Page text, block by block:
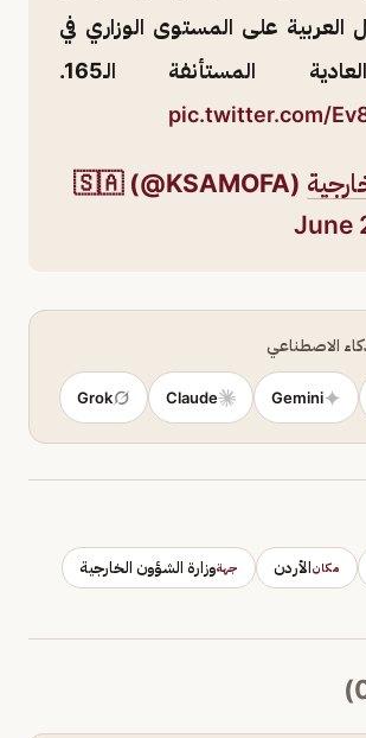
العربية على المستوى الوزاري في
المستأنفة الـ165.
pic.twitter.com/
June
الاصطناعي
Gemini
Claude
Grok
مكانالأردن جهةوزارة الشؤون الخارجية
)